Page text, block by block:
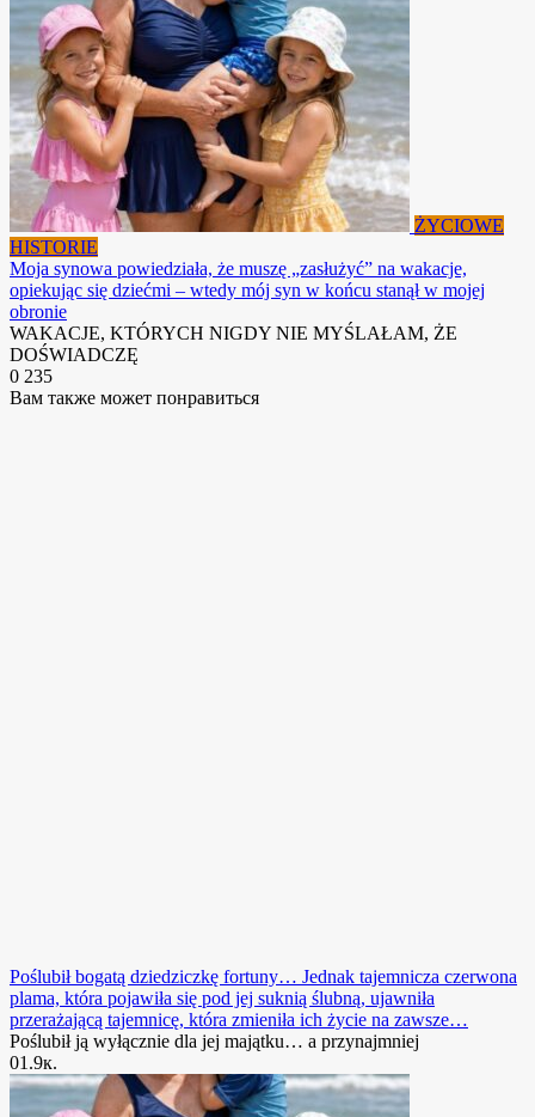
ŻYCIOWE
HISTORIE
Moja synowa powiedziała, że ​​muszę „zasłużyć” na wakacje,
opiekując się dziećmi – wtedy mój syn w końcu stanął w mojej
obronie
WAKACJE, KTÓRYCH NIGDY NIE MYŚLAŁAM, ŻE
DOŚWIADCZĘ
0 235
Вам также может понравиться
Poślubił bogatą dziedziczkę fortuny… Jednak tajemnicza czerwona
plama, która pojawiła się pod jej suknią ślubną, ujawniła
przerażającą tajemnicę, która zmieniła ich życie na zawsze…
Poślubił ją wyłącznie dla jej majątku… a przynajmniej
01.9к.